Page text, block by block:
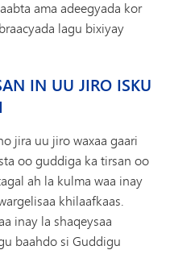
ama adeegyada kor
lagu bixiyay
IN UU JIRO ISKU
jira uu jiro waxaa gaari
oo guddiga ka tirsan oo
ah la kulma waa inay
khilaafkaas.
inay la shaqeysaa
baahdo si Guddigu